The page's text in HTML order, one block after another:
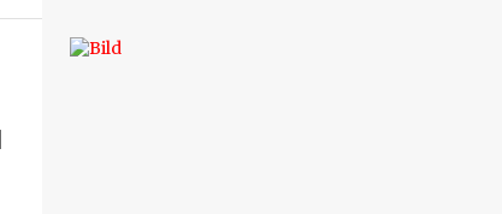
es jetzt die Profil-Fragen zu XING als eigene